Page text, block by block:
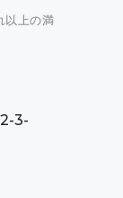
以上の満
3-